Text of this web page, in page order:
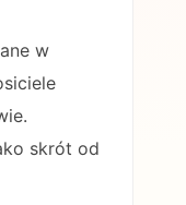
w
skrót od